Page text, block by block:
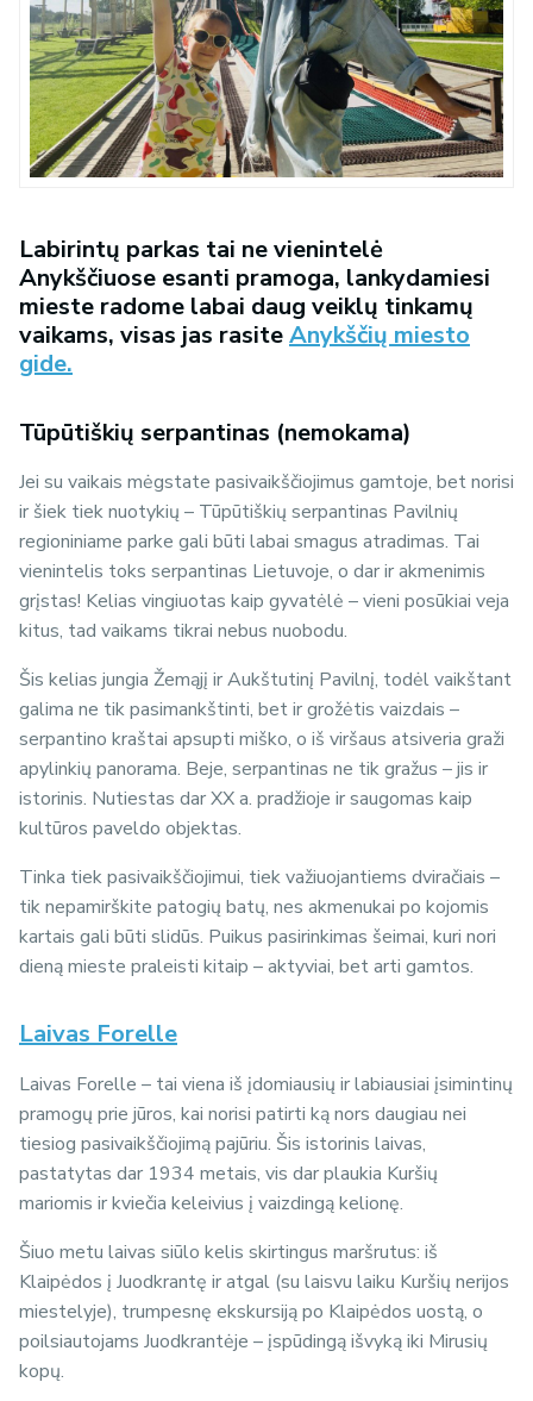
Labirintų parkas tai ne vienintelė
Anykščiuose esanti pramoga, lankydamiesi
mieste radome labai daug veiklų tinkamų
vaikams, visas jas rasiteAnykščių miesto
gide.
Tūpūtiškių serpantinas (nemokama)
Jei su vaikais mėgstate pasivaikščiojimus gamtoje, bet norisi
ir šiek tiek nuotykių – Tūpūtiškių serpantinas Pavilnių
regioniniame parke gali būti labai smagus atradimas. Tai
vienintelis toks serpantinas Lietuvoje, o dar ir akmenimis
grįstas! Kelias vingiuotas kaip gyvatėlė – vieni posūkiai veja
kitus, tad vaikams tikrai nebus nuobodu.
Šis kelias jungia Žemąjį ir Aukštutinį Pavilnį, todėl vaikštant
galima ne tik pasimankštinti, bet ir grožėtis vaizdais –
serpantino kraštai apsupti miško, o iš viršaus atsiveria graži
apylinkių panorama. Beje, serpantinas ne tik gražus – jis ir
istorinis. Nutiestas dar XX a. pradžioje ir saugomas kaip
kultūros paveldo objektas.
Tinka tiek pasivaikščiojimui, tiek važiuojantiems dviračiais –
tik nepamirškite patogių batų, nes akmenukai po kojomis
kartais gali būti slidūs. Puikus pasirinkimas šeimai, kuri nori
dieną mieste praleisti kitaip – aktyviai, bet arti gamtos.
Laivas Forelle
Laivas Forelle – tai viena iš įdomiausių ir labiausiai įsimintinų
pramogų prie jūros, kai norisi patirti ką nors daugiau nei
tiesiog pasivaikščiojimą pajūriu. Šis istorinis laivas,
pastatytas dar 1934 metais, vis dar plaukia Kuršių
mariomis ir kviečia keleivius į vaizdingą kelionę.
Šiuo metu laivas siūlo kelis skirtingus maršrutus: iš
Klaipėdos į Juodkrantę ir atgal (su laisvu laiku Kuršių nerijos
miestelyje), trumpesnę ekskursiją po Klaipėdos uostą, o
poilsiautojams Juodkrantėje – įspūdingą išvyką iki Mirusių
kopų.